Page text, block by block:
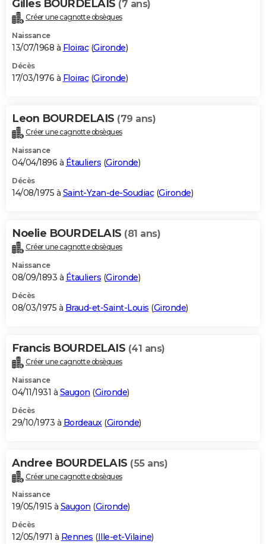
Gilles BOURDELAIS (7 ans)
Créer une cagnotte obsèques
Naissance
13/07/1968 à Floirac(Gironde)
Décès
17/03/1976 à Floirac(Gironde)
Leon BOURDELAIS (79 ans)
Créer une cagnotte obsèques
Naissance
04/04/1896 à Étauliers (Gironde)
Décès
14/08/1975 à Saint-Yzan-de-Soudiac(Gironde)
Noelie BOURDELAIS (81 ans)
Créer une cagnotte obsèques
Naissance
08/09/1893 à Étauliers (Gironde)
Décès
08/03/1975 à Braud-et-Saint-Louis (Gironde)
Francis BOURDELAIS (41 ans)
Créer une cagnotte obsèques
Naissance
04/11/1931 à Saugon (Gironde)
Décès
29/10/1973 à Bordeaux (Gironde)
Andree BOURDELAIS (55 ans)
Créer une cagnotte obsèques
Naissance
19/05/1915 à Saugon (Gironde)
Décès
12/05/1971 à Rennes (Ille-et-Vilaine)